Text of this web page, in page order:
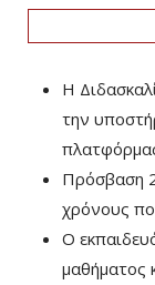
Η
την
Πρόσβαση
χρόνους
Ο
μαθήματος